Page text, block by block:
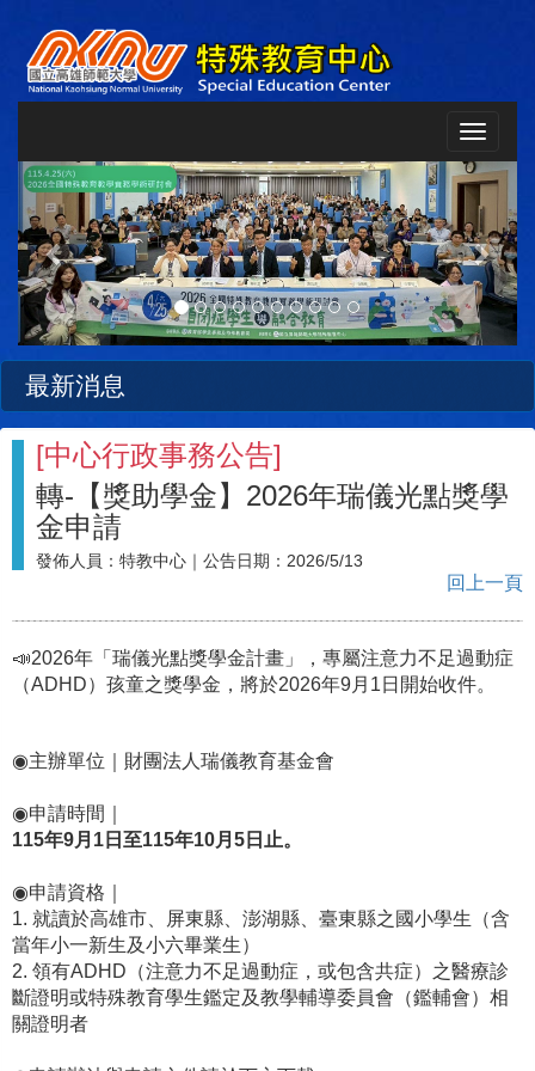
Toggle
Previous Next
最新消息
[中心行政事務公告]
轉-【獎助學金】2026年瑞儀光點獎學
金申請
發佈人員： 特教中心 ｜公告日期： 2026/5/13
回上一頁
📣2026年「瑞儀光點獎學金計畫」，專屬注意力不足過動症
（ADHD）孩童之獎學金，將於2026年9月1日開始收件。
◉主辦單位｜財團法人瑞儀教育基金會
◉申請時間｜
115年9月1日至115年10月5日止。
◉申請資格｜
1. 就讀於高雄市、屏東縣、澎湖縣、臺東縣之國小學生（含
當年小一新生及小六畢業生）
2. 領有ADHD（注意力不足過動症，或包含共症）之醫療診
斷證明或特殊教育學生鑑定及教學輔導委員會（鑑輔會）相
關證明者